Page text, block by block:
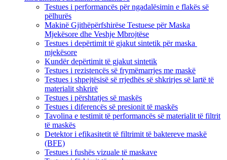
Testues i performancës për ngadalësimin e flakës së
pëlhurës
Makinë Gjithëpërfshirëse Testuese për Maska
Mjekësore dhe Veshje Mbrojtëse
Testues i depërtimit të gjakut sintetik për maska ​​
mjekësore
Kundër depërtimit të gjakut sintetik
Testues i rezistencës së frymëmarrjes me maskë
Testues i shpejtësisë së rrjedhës së shkrirjes së lartë të
materialit shkrirë
Testues i përshtatjes së maskës
Testues i diferencës së presionit të maskës
Tavolina e testimit të performancës së materialit të filtrit
të maskës
Detektor i efikasitetit të filtrimit të baktereve maskë
(BFE)
Testues i fushës vizuale të maskave